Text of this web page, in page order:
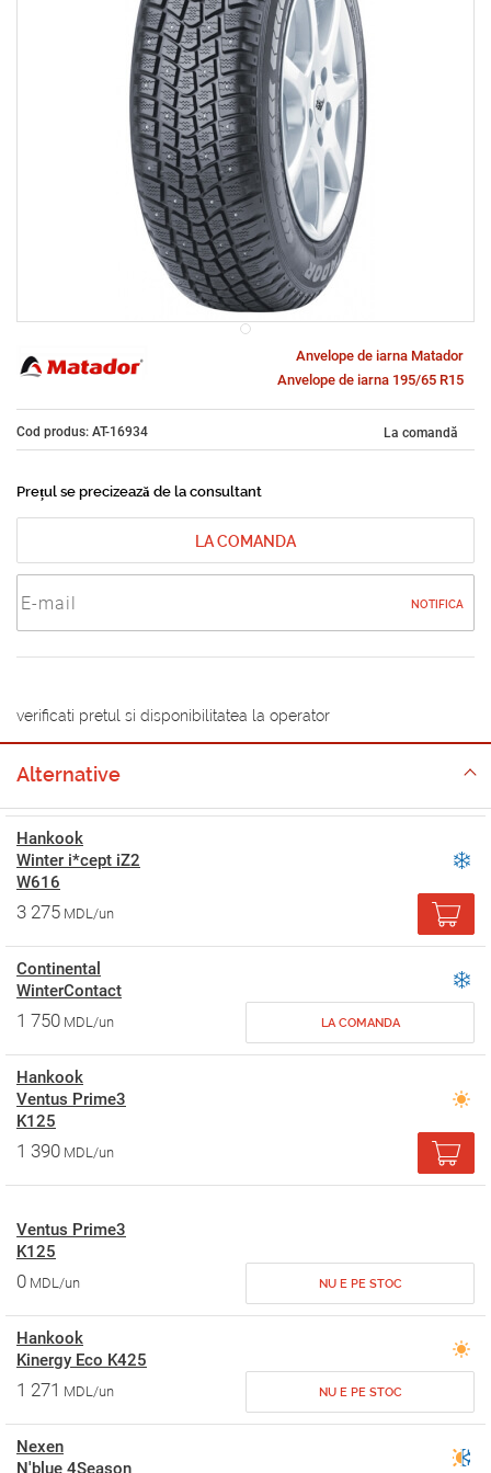
Anvelope de iarna Matador
Anvelope de iarna 195/65 R15
Cod produs: AT-16934 La comandă
Prețul se precizează de la consultant
LA COMANDA
NOTIFICA
verificati pretul si disponibilitatea la operator
Alternative
Hankook
Winter i*cept iZ2
W616
3 275 MDL/un
Continental
WinterContact
1 750 MDL/un LA COMANDA
Hankook
Ventus Prime3
K125
1 390 MDL/un
Ventus Prime3
K125
0 MDL/un NU E PE STOC
Hankook
Kinergy Eco K425
1 271 MDL/un NU E PE STOC
Nexen
N'blue 4Season